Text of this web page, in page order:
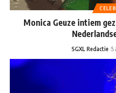
Monica Geuze intiem
SGXL Redactie 5